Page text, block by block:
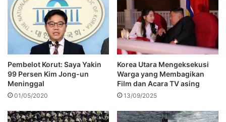
Pembelot Korut: Saya Yakin
99 Persen Kim Jong-un
Meninggal
01/05/2020
Korea Utara Mengeksekusi
Warga yang Membagikan
Film dan Acara TV asing
13/09/2025